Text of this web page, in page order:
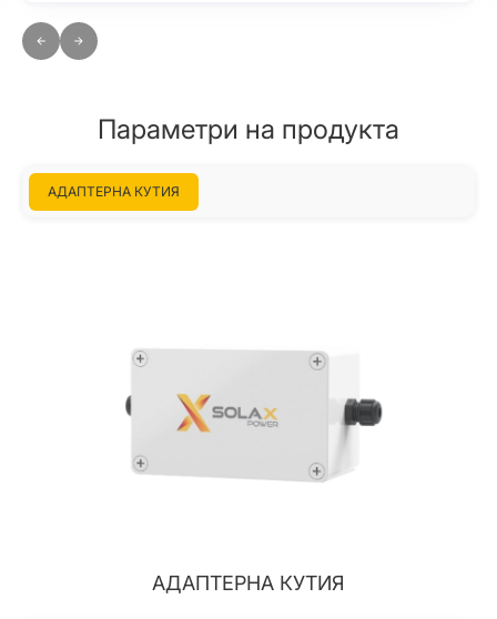
Параметри на продукта
АДАПТЕРНА КУТИЯ
АДАПТЕРНА КУТИЯ